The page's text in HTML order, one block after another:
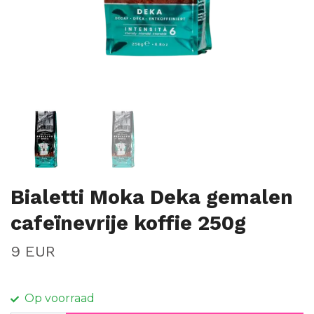
Bialetti Moka Deka gemalen
cafeïnevrije koffie 250g
9 EUR
Op voorraad